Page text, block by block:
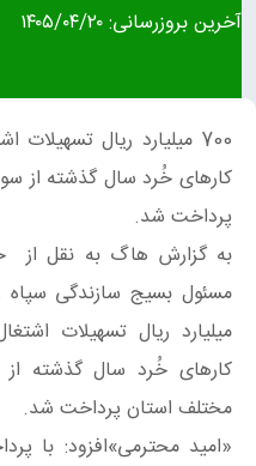
آخرین بروزرسانی:۱۴۰۵/۰۴/۲۰
700 میلیارد ریال
کارهای خُرد سال گذشته از
پرداخت شد.
به گزارش هاگ به نقل از
میلیارد ریال تسهیلات
کارهای خُرد سال گذشته از
مختلف استان پرداخت شد.
«امید محترمی»افزود: با